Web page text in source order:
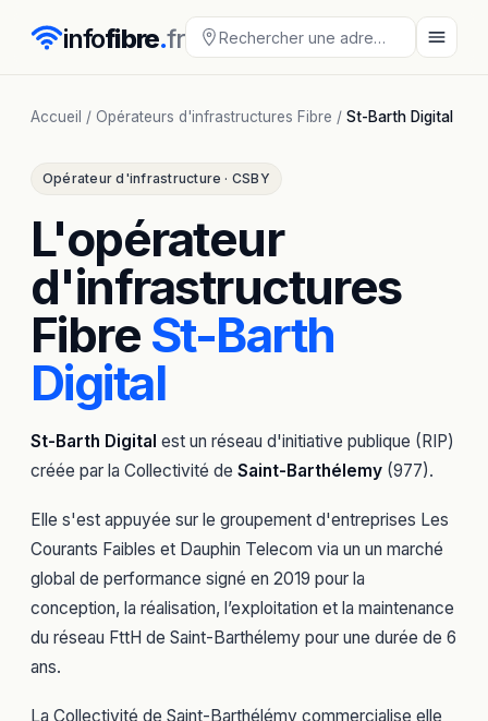
infofibre.fr
Accueil / Opérateurs d'infrastructures Fibre / St-Barth Digital
Opérateur d'infrastructure · CSBY
L'opérateur
d'infrastructures
Fibre St-Barth
Digital
St-Barth Digital est un réseau d'initiative publique (RIP)
créée par la Collectivité de Saint-Barthélemy (977).
Elle s'est appuyée sur le groupement d'entreprises Les
Courants Faibles et Dauphin Telecom via un un marché
global de performance signé en 2019 pour la
conception, la réalisation, l’exploitation et la maintenance
du réseau FttH de Saint-Barthélemy pour une durée de 6
ans.
La Collectivité de Saint-Barthélémy commercialise elle